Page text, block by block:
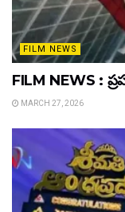
FILM NEWS
FILM NEWS :
MARCH 27, 2026